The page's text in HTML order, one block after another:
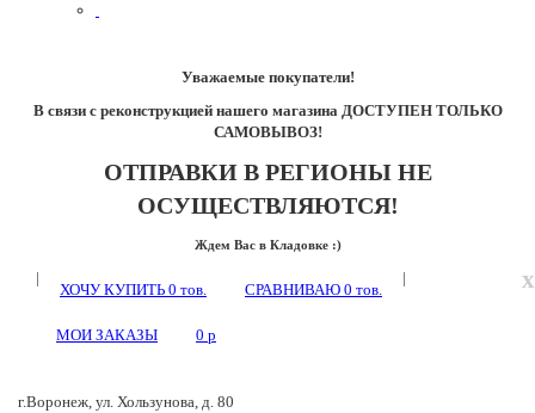
Уважаемые покупатели!
В связи с реконструкцией нашего магазина ДОСТУПЕН ТОЛЬКО
САМОВЫВОЗ!
ОТПРАВКИ В РЕГИОНЫ НЕ
ОСУЩЕСТВЛЯЮТСЯ!
Ждем Вас в Кладовке :)
x
|
ХОЧУ КУПИТЬ 0 тов. СРАВНИВАЮ 0 тов.
|
МОИ ЗАКАЗЫ 0 p
г.Воронеж, ул. Хользунова, д. 80